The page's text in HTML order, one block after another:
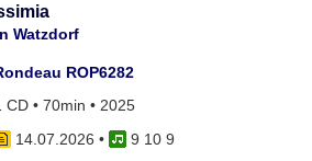
Watzdorf
ROP6282
CD • 70min • 2025
14.07.2026 •
9 10 9